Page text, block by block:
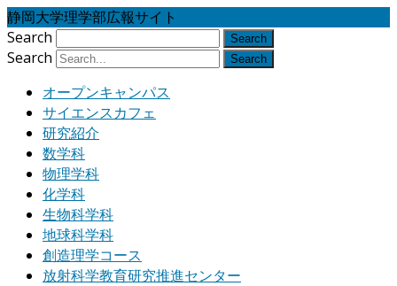
静岡大学理学部広報サイト
Search
Search
オープンキャンパス
サイエンスカフェ
研究紹介
数学科
物理学科
化学科
生物科学科
地球科学科
創造理学コース
放射科学教育研究推進センター